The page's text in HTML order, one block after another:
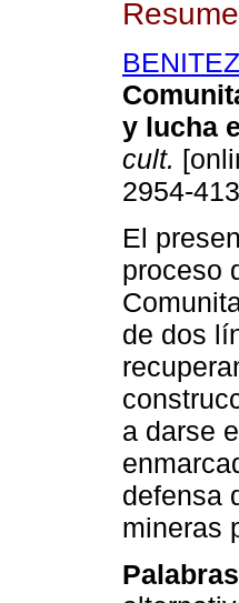
y lucha
cult.
2954-
El
proceso
de dos
a darse
defensa
mineras